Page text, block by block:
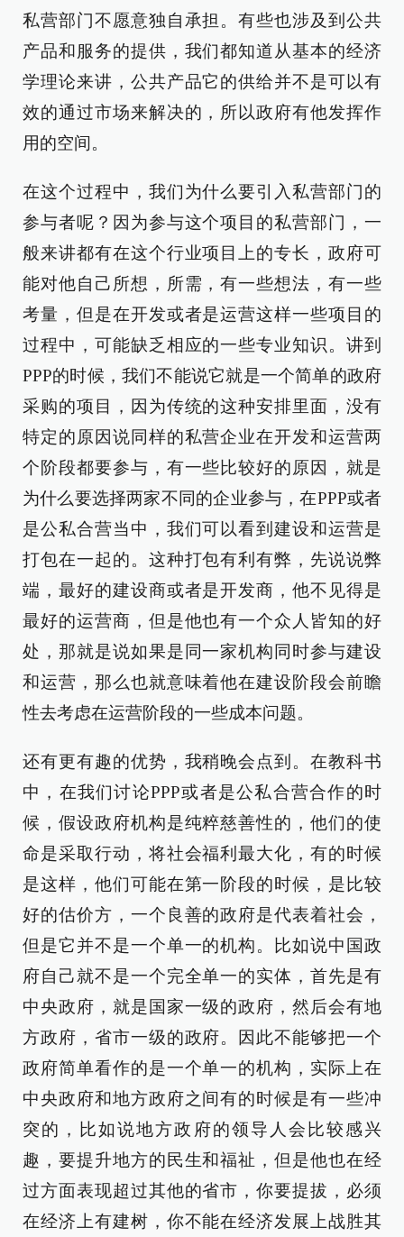
私营部门不愿意独自承担。有些也涉及到公共
产品和服务的提供，我们都知道从基本的经济
学理论来讲，公共产品它的供给并不是可以有
效的通过市场来解决的，所以政府有他发挥作
用的空间。
在这个过程中，我们为什么要引入私营部门的
参与者呢？因为参与这个项目的私营部门，一
般来讲都有在这个行业项目上的专长，政府可
能对他自己所想，所需，有一些想法，有一些
考量，但是在开发或者是运营这样一些项目的
过程中，可能缺乏相应的一些专业知识。讲到
PPP的时候，我们不能说它就是一个简单的政府
采购的项目，因为传统的这种安排里面，没有
特定的原因说同样的私营企业在开发和运营两
个阶段都要参与，有一些比较好的原因，就是
为什么要选择两家不同的企业参与，在PPP或者
是公私合营当中，我们可以看到建设和运营是
打包在一起的。这种打包有利有弊，先说说弊
端，最好的建设商或者是开发商，他不见得是
最好的运营商，但是他也有一个众人皆知的好
处，那就是说如果是同一家机构同时参与建设
和运营，那么也就意味着他在建设阶段会前瞻
性去考虑在运营阶段的一些成本问题。
还有更有趣的优势，我稍晚会点到。在教科书
中，在我们讨论PPP或者是公私合营合作的时
候，假设政府机构是纯粹慈善性的，他们的使
命是采取行动，将社会福利最大化，有的时候
是这样，他们可能在第一阶段的时候，是比较
好的估价方，一个良善的政府是代表着社会，
但是它并不是一个单一的机构。比如说中国政
府自己就不是一个完全单一的实体，首先是有
中央政府，就是国家一级的政府，然后会有地
方政府，省市一级的政府。因此不能够把一个
政府简单看作的是一个单一的机构，实际上在
中央政府和地方政府之间有的时候是有一些冲
突的，比如说地方政府的领导人会比较感兴
趣，要提升地方的民生和福祉，但是他也在经
过方面表现超过其他的省市，你要提拔，必须
在经济上有建树，你不能在经济发展上战胜其